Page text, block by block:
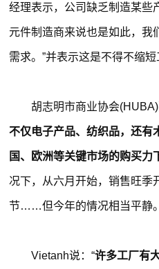
经理表示，公司缺乏制造某些
元件制造商来说也是如此，我
需求。”并表示这是不得不缩短
胡志明市商业协会
不仅电子产品、纺织品，还
国、欧洲等关键市场的购买力
况下，从六月开始，销售旺季
节……但今年的情况相当平静。
Vietanh说：“许多工厂有